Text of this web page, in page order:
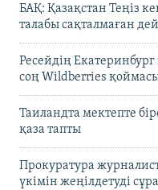
БАҚ: Қазақстан Теңіз
талабы сақталмаған
Ресейдің
соң Wildberries
Таиландта мектепте
қаза тапты
Прокуратура
үкімін жеңілдетуді